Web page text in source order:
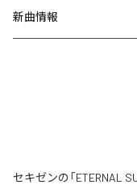
新曲情報
セキゼンの「ETERNAL